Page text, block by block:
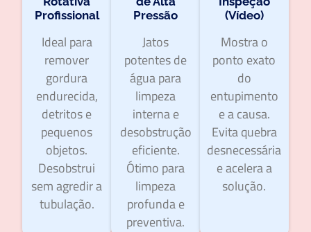
Profissional
Ideal para
remover
gordura
endurecida,
detritos e
pequenos
objetos.
Desobstrui
sem agredir a
tubulação.
Pressão
Jatos
potentes de
água para
limpeza
interna e
desobstrução
eficiente.
Ótimo para
limpeza
profunda e
preventiva.
(Vídeo)
Mostra o
ponto exato
do
entupimento
e a causa.
Evita quebra
desnecessária
e acelera a
solução.